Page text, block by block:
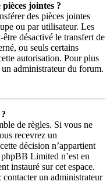
jointes ?
des pièces jointes
ou par utilisateur. Les
désactivé le transfert de
ou seuls certains
autorisation. Pour plus
administrateur du forum.
de règles. Si vous ne
recevrez un
décision n’appartient
Limited n’est en
instauré sur cet espace.
un administrateur